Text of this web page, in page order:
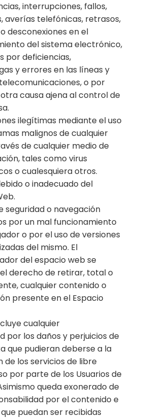
interrupciones, fallos,
averías telefónicas, retrasos,
desconexiones en el
del sistema electrónico,
por deficiencias,
y errores en las líneas y
o por
causa ajena al control de
ilegítimas mediante el uso
malignos de cualquier
de cualquier medio de
tales como virus
o cualesquiera otros.
o inadecuado del
seguridad o navegación
por un mal funcionamiento
o por el uso de versiones
del mismo. El
del espacio web se
derecho de retirar, total o
cualquier contenido o
presente en el Espacio
cualquier
por los daños y perjuicios de
que pudieran deberse a la
de los servicios de libre
por parte de los Usuarios de
queda exonerado de
por el contenido e
puedan ser recibidas